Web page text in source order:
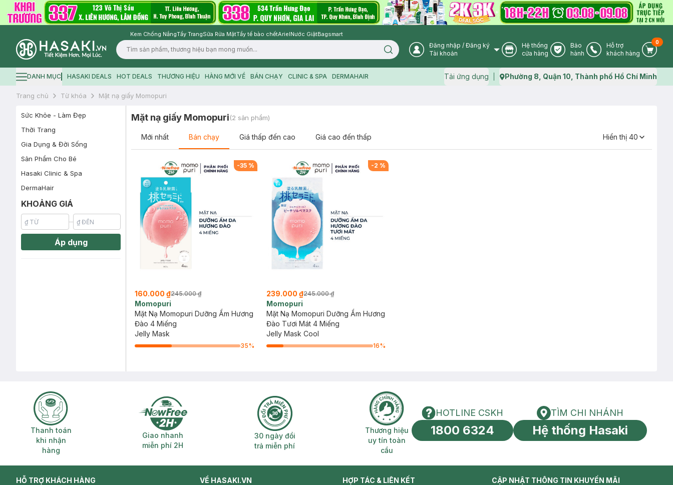
Kem Chống NắngTẩy TrangSữa Rửa MặtTẩy tế bào chếtArielNước GiặtBagsmart
Logo
Search icon User Icon
Đăng nhập / Đăng ký
Tài khoản
Store Icon
Hệ thống
cửa hàng
Warranty Icon
Bảo
hành
Phone Icon
Hỗ trợ
khách hàng
Cart
0
Hamburger icon
DANH MỤC HASAKI DEALS HOT DEALS THƯƠNG HIỆU HÀNG MỚI VỀ BÁN CHẠY CLINIC & SPA DERMAHAIR Tải ứng dụng Map icon
Phường 8, Quận 10, Thành phố Hồ Chí Minh
Trang chủ Từ khóa Mặt nạ giấy Momopuri
Sức Khỏe - Làm Đẹp
Thời Trang
Gia Dụng & Đời Sống
Sản Phẩm Cho Bé
Hasaki Clinic & Spa
DermaHair
KHOẢNG GIÁ
Áp dụng
Mặt nạ giấy Momopuri(2 sản phẩm)
Mới nhất Bán chạy Giá thấp đến cao Giá cao đến thấp Hiển thị 40
-35%
160.000 ₫245.000 ₫
Momopuri
Mặt Nạ Momopuri Dưỡng Ẩm Hương
Đào 4 Miếng
Jelly Mask
35%
-2 %
239.000 ₫245.000 ₫
Momopuri
Mặt Nạ Momopuri Dưỡng Ẩm Hương
Đào Tươi Mát 4 Miếng
Jelly Mask Cool
16%
Thanh toán khi nhận hàng
Thanh toán
khi nhận
hàng
Giao nhanh miễn phí 2H
Giao nhanh
miễn phí 2H
30 ngày đổi trả miễn phí
30 ngày đổi
trả miễn phí
Thương hiệu uy tín toàn cầu
Thương hiệu
uy tín toàn
cầu
HOTLINE CSKH
HOTLINE CSKH
1800 6324
Tìm chi nhánh
TÌM CHI NHÁNH
Hệ thống Hasaki
HỖ TRỢ KHÁCH HÀNG VỀ HASAKI.VN HỢP TÁC & LIÊN KẾT CẬP NHẬT THÔNG TIN KHUYẾN MÃI